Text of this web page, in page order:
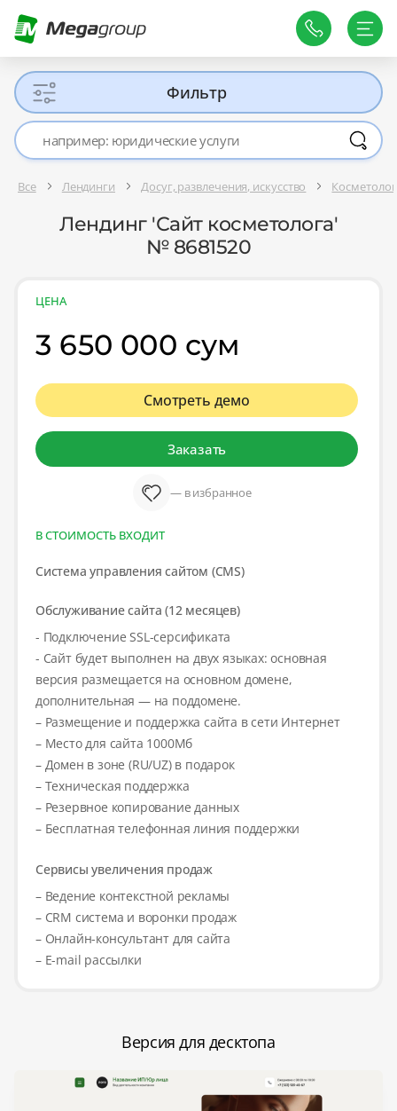
Фильтр
Все Лендинги Досуг, развлечения, искусство
Лендинг 'Сайт косметолога'
№ 8681520
ЦЕНА
3 650 000 сум
Смотреть демо
Заказать
— в избранное
В СТОИМОСТЬ ВХОДИТ
Система управления сайтом (CMS)
Обслуживание сайта (12 месяцев)
- Подключение SSL-серсификата
- Сайт будет выполнен на двух языках: основная
версия размещается на основном домене,
дополнительная — на поддомене.
– Размещение и поддержка сайта в сети Интернет
– Место для сайта 1000Мб
– Домен в зоне (RU/UZ) в подарок
– Техническая поддержка
– Резервное копирование данных
– Бесплатная телефонная линия поддержки
Сервисы увеличения продаж
– Ведение контекстной рекламы
– CRM система и воронки продаж
– Онлайн-консультант для сайта
– E-mail рассылки
Версия для десктопа